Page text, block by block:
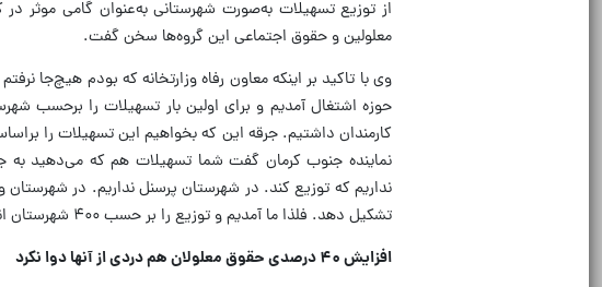
از توزیع تسهیلات به‌صورت شهرستانی به‌عنوان گامی موثر
معلولین و حقوق اجتماعی این گروه‌ها سخن گفت.
وی با تاکید بر اینکه معاون رفاه وزارتخانه که بودم هیچ‌جا
حوزه اشتغال آمدیم و برای اولین بار تسهیلات را برحسب
کارمندان داشتیم. جرقه این که بخواهیم این تسهیلات را
نماینده جنوب کرمان گفت شما تسهیلات هم که می‌دهید به
نداریم که توزیع کند. در شهرستان پرسنل نداریم. در
تشکیل دهد. فلذا ما آمدیم و توزیع را بر حسب ۴۰۰ شهرستان انجام دادیم، این یک کار خوب است.
افزایش ۴۰ درصدی حقوق معلولان هم دردی از آنها دوا نکرد